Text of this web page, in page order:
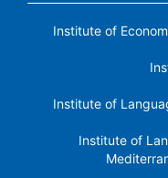
Institute of
Institute of
Institute of